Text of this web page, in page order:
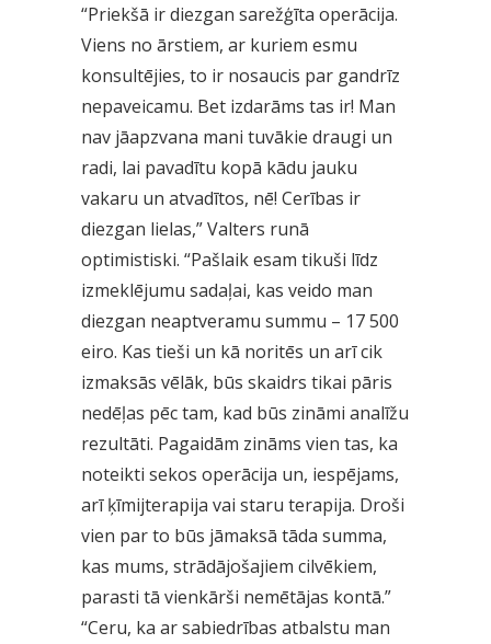
“Priekšā ir diezgan sarežģīta operācija.
Viens no ārstiem, ar kuriem esmu
konsultējies, to ir nosaucis par gandrīz
nepaveicamu. Bet izdarāms tas ir! Man
nav jāapzvana mani tuvākie draugi un
radi, lai pavadītu kopā kādu jauku
vakaru un atvadītos, nē! Cerības ir
diezgan lielas,” Valters runā
optimistiski. “Pašlaik esam tikuši līdz
izmeklējumu sadaļai, kas veido man
diezgan neaptveramu summu – 17 500
eiro. Kas tieši un kā noritēs un arī cik
izmaksās vēlāk, būs skaidrs tikai pāris
nedēļas pēc tam, kad būs zināmi analīžu
rezultāti. Pagaidām zināms vien tas, ka
noteikti sekos operācija un, iespējams,
arī ķīmijterapija vai staru terapija. Droši
vien par to būs jāmaksā tāda summa,
kas mums, strādājošajiem cilvēkiem,
parasti tā vienkārši nemētājas kontā.”
“Ceru, ka ar sabiedrības atbalstu man